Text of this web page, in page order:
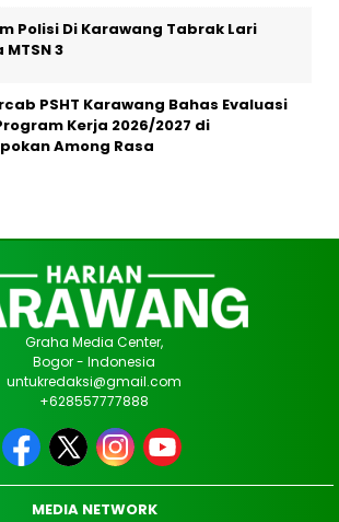
Polisi Di Karawang Tabrak Lari
MTSN 3
PSHT Karawang Bahas Evaluasi
Kerja 2026/2027 di
Among Rasa
Graha Media Center,
Bogor - Indonesia
untukredaksi@gmail.com
+628557777888
MEDIA NETWORK